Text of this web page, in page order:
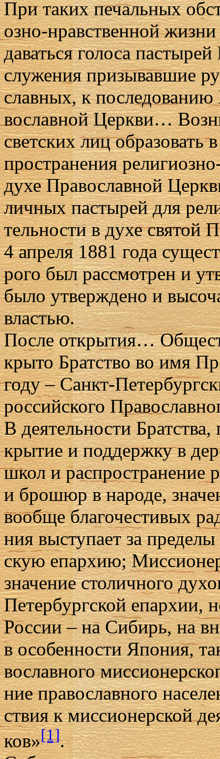
При та­ких пе­чаль­ных
оз­но-нрав­ствен­ной
да­вать­ся го­ло­са
слу­же­ния при­зы­вав­шие
слав­ных, к
во­слав­ной Церк­ви…
свет­ских лиц
про­стра­не­ния
ду­хе Пра­во­слав­ной
лич­ных пас­ты­рей для
тель­но­сти в ду­хе
4 ап­ре­ля 1881 го­да
ро­го был рас­смот­рен и
бы­ло утвер­жде­но и
вла­стью.
По­сле от­кры­тия…
кры­то Брат­ство во имя
го­ду – Санкт-
рос­сий­ско­го
В де­я­тель­но­сти
кры­тие и под­держ­ку в
школ и рас­про­стра­не­ние
и бро­шюр в на­ро­де,
во­об­ще бла­го­че­сти­вых
ния вы­сту­па­ет за
скую епар­хию;
зна­че­ние сто­лич­но­го
Пе­тер­бург­ской епар­хии,
Рос­сии – на Си­бирь, на
в осо­бен­но­сти Япо­ния,
во­слав­но­го
ние пра­во­слав­но­го
ствия к мис­си­о­нер­ской
ков»[1].